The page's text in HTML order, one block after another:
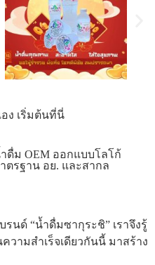
ง เริ่มต้นที่นี่
ดื่ม OEM ออกแบบโลโก้
ตรฐาน อย. และสากล
รนด์ “น้ำดื่มซากุระชิ” เราจึงรู้
วามสำเร็จเดียวกันนี้ มาสร้าง